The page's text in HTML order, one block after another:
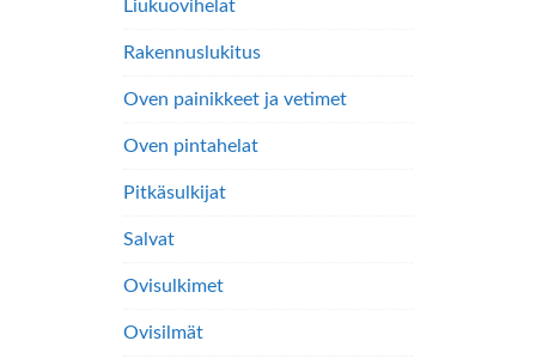
Liukuovihelat
Rakennuslukitus
Oven painikkeet ja vetimet
Oven pintahelat
Pitkäsulkijat
Salvat
Ovisulkimet
Ovisilmät